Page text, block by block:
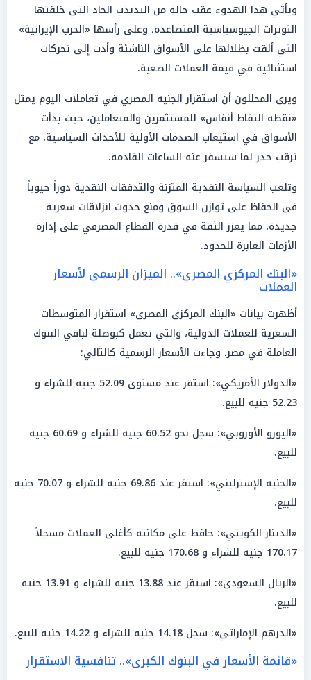
ويأتي هذا الهدوء عقب حالة من التذبذب الحاد التي خلفتها
التوترات الجيوسياسية المتصاعدة، وعلى رأسها «الحرب الإيرانية»
التي ألقت بظلالها على الأسواق الناشئة وأدت إلى تحركات
استثنائية في قيمة العملات الصعبة.
ويرى المحللون أن استقرار الجنيه المصري في تعاملات اليوم يمثل
«نقطة التقاط أنفاس» للمستثمرين والمتعاملين، حيث بدأت
الأسواق في استيعاب الصدمات الأولية للأحداث السياسية، مع
ترقب حذر لما ستسفر عنه الساعات القادمة.
وتلعب السياسة النقدية المتزنة والتدفقات النقدية دوراً حيوياً
في الحفاظ على توازن السوق ومنع حدوث انزلاقات سعرية
جديدة، مما يعزز الثقة في قدرة القطاع المصرفي على إدارة
الأزمات العابرة للحدود.
«البنك المركزي المصري».. الميزان الرسمي لأسعار
العملات
أظهرت بيانات «البنك المركزي المصري» استقرار المتوسطات
السعرية للعملات الدولية، والتي تعمل كبوصلة لباقي البنوك
العاملة في مصر، وجاءت الأسعار الرسمية كالتالي:
«الدولار الأمريكي»: استقر عند مستوى 52.09 جنيه للشراء و
52.23 جنيه للبيع.
«اليورو الأوروبي»: سجل نحو 60.52 جنيه للشراء و 60.69 جنيه
للبيع.
«الجنيه الإسترليني»: استقر عند 69.86 جنيه للشراء و 70.07 جنيه
للبيع.
«الدينار الكويتي»: حافظ على مكانته كأغلى العملات مسجلاً
170.17 جنيه للشراء و 170.68 جنيه للبيع.
«الريال السعودي»: استقر عند 13.88 جنيه للشراء و 13.91 جنيه
للبيع.
«الدرهم الإماراتي»: سجل 14.18 جنيه للشراء و 14.22 جنيه للبيع.
«قائمة الأسعار في البنوك الكبرى».. تنافسية الاستقرار